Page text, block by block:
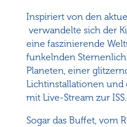
Inspiriert von den
verwandelte sich der
eine faszinierende
funkelnden
Planeten, einer
Lichtinstallationen und
mit Live-Stream zur ISS.
Sogar das Buffet, vom